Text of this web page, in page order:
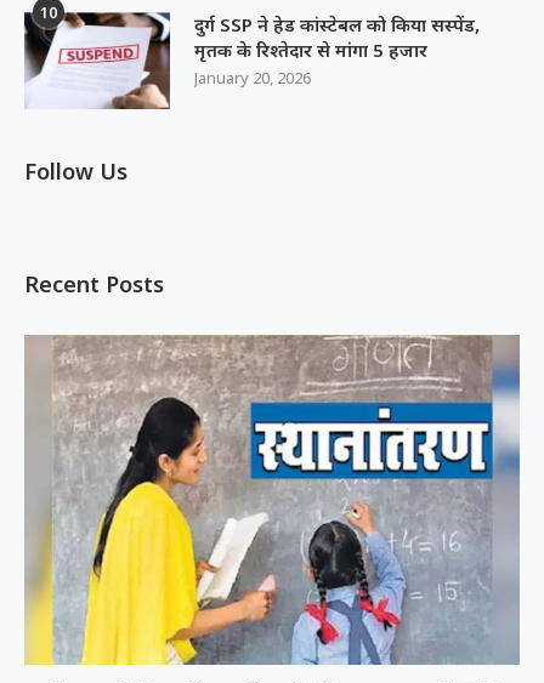
10
दुर्ग SSP ने हेड कांस्टेबल को किया सस्पेंड,
मृतक के रिश्तेदार से मांगा 5 हजार
January 20, 2026
Follow Us
Recent Posts